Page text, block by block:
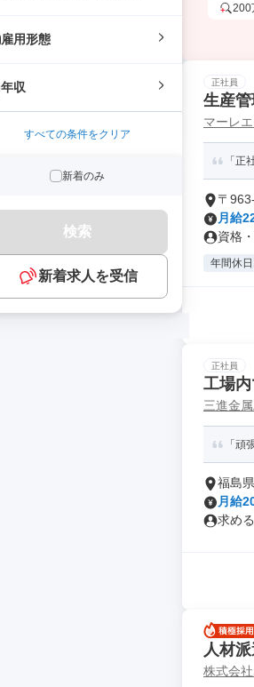
雇用形態
年収
すべての条件をクリア
新着のみ
検索
新着求人を受信
200
正社員
生産
マーレ
「
〒
月給
資格
年間休
正社員
工場
三進金
「
福島
月給
求め
人材
株式会